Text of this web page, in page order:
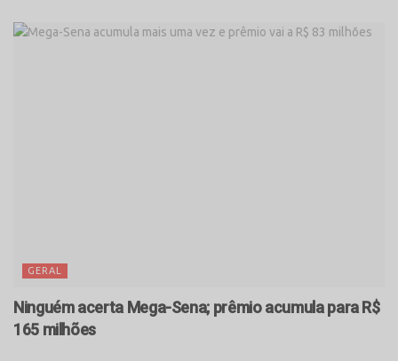
GERAL
Ninguém acerta Mega-Sena; prêmio acumula para R$
165 milhões